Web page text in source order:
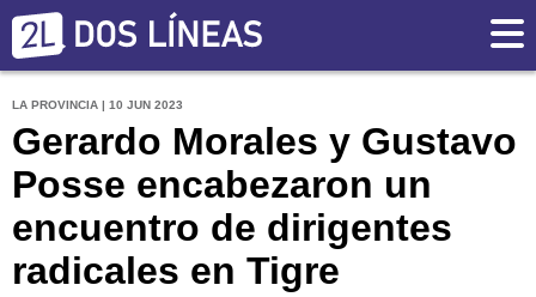
LA PROVINCIA | 10 JUN 2023
Gerardo Morales y Gustavo
Posse encabezaron un
encuentro de dirigentes
radicales en Tigre